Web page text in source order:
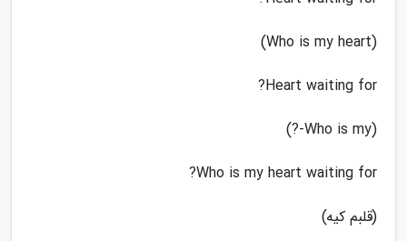
(Who is my heart)
Heart waiting for?
(Who is my-?)
Who is my heart waiting for?
(قلبم کیه)